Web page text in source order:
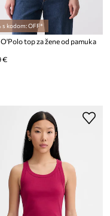
s kodom: OFF*
top za žene od pamuka
€